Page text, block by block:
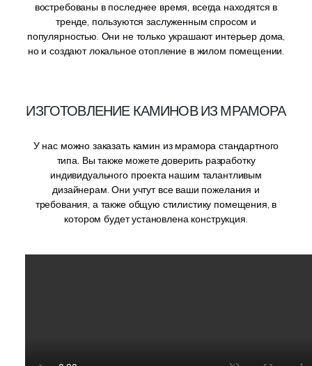
востребованы в последнее время, всегда находятся в
тренде, пользуются заслуженным спросом и
популярностью. Они не только украшают интерьер дома,
но и создают локальное отопление в жилом помещении.
ИЗГОТОВЛЕНИЕ КАМИНОВ ИЗ МРАМОРА
У нас можно заказать камин из мрамора стандартного
типа. Вы также можете доверить разработку
индивидуального проекта нашим талантливым
дизайнерам. Они учтут все ваши пожелания и
требования, а также общую стилистику помещения, в
котором будет установлена конструкция.